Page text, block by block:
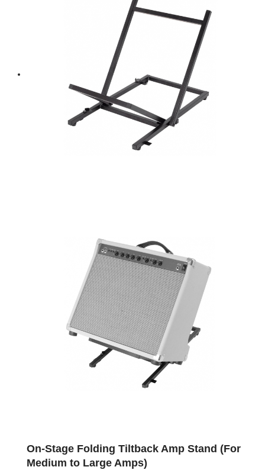
On-Stage Folding Tiltback Amp Stand (For
Medium to Large Amps)